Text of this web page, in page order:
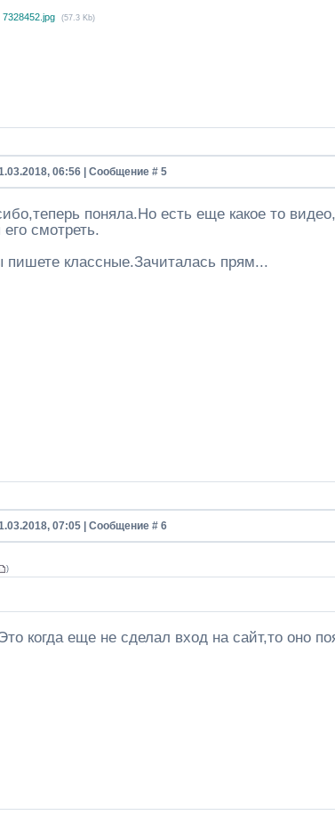
7328452.jpg (57.3 Kb)
06:56 | Сообщение # 5
поняла.Но есть еще какое то
смотреть.
пишете классные.Зачиталась прям...
07:05 | Сообщение # 6
)
когда еще не сделал вход на сайт,то оно